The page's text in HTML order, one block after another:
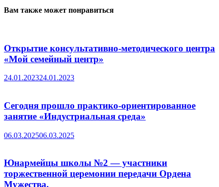
Вам также может понравиться
Открытие консультативно-методического центра
«Мой семейный центр»
24.01.202324.01.2023
Сегодня прошло практико-ориентированное
занятие «Индустриальная среда»
06.03.202506.03.2025
Юнармейцы школы №2 — участники
торжественной церемонии передачи Ордена
Мужества.